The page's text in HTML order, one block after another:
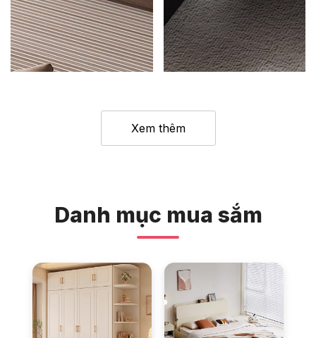
Xem thêm
Danh mục mua sắm